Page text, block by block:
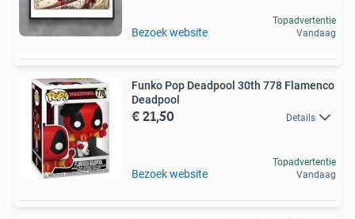
Bezoek website
Topadvertentie
Vandaag
Funko Pop Deadpool 30th 778 Flamenco
Deadpool
€ 21,50 Details
Bezoek website
Topadvertentie
Vandaag